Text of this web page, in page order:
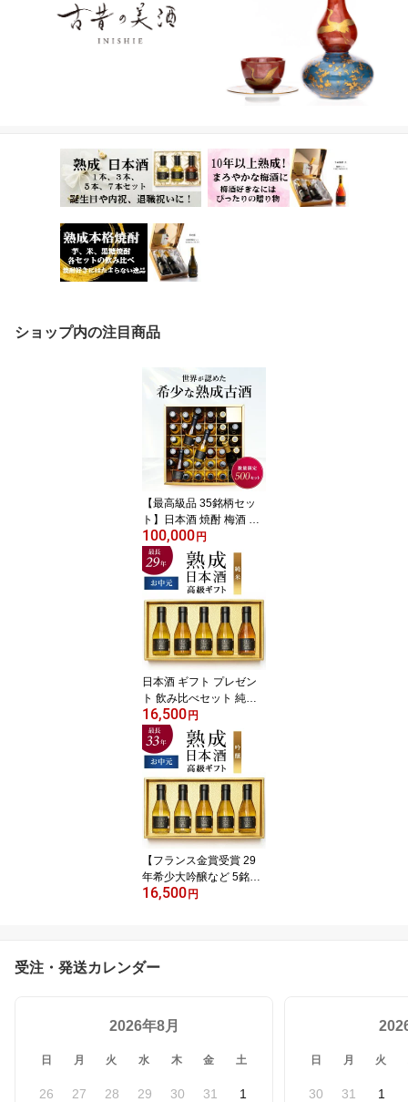
ショップ内の注目商品
【最高級品 35銘柄セッ
ト】日本酒 焼酎 梅酒 泡
盛 ギフト プレゼント 飲
み比べセット 飲み比べ
長期熟成 希少 古酒 最長4
1年 『古昔の美酒 時』 /
父の日 お中元 御中元 ギ
フト 送料無料 お酒 ビジ
ネス 贈答品 ご挨拶 社長
定年 化粧箱 熨斗
100,000 円
日本酒 ギフト プレゼン
ト 飲み比べセット 純米
酒 純米吟醸 辛口 甘口 高
級 長期熟成 / 父の日 ギフ
ト お中元 御中元 送料無
料 希少 古酒 最長28年 5
銘柄 『古昔の美酒 純
米』 お酒 祝い酒 誕生日
お父さん 父 義父 北陸 小
瓶 贈答品 男性 化粧箱 熨
斗
16,500 円
【フランス金賞受賞 29
年希少大吟醸など 5銘柄
飲み比べセット】吟醸系
ギフト お中元 御中元 退
職祝い 送別会 歓送迎会
ん 父
16,500 円
受注・発送カレンダー
2026年8月
日 月 火 水 木 金 土
26 27 28 29 30 31 1
日 月 火
30 31 1